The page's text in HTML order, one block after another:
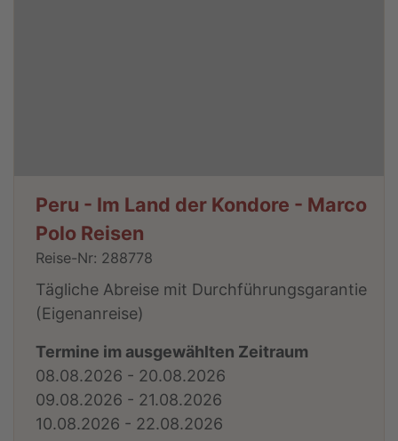
Peru - Im Land der Kondore - Marco
Polo Reisen
Reise-Nr: 288778
Tägliche Abreise mit Durchführungsgarantie
(Eigenanreise)
Termine im ausgewählten Zeitraum
08.08.2026 - 20.08.2026
09.08.2026 - 21.08.2026
10.08.2026 - 22.08.2026